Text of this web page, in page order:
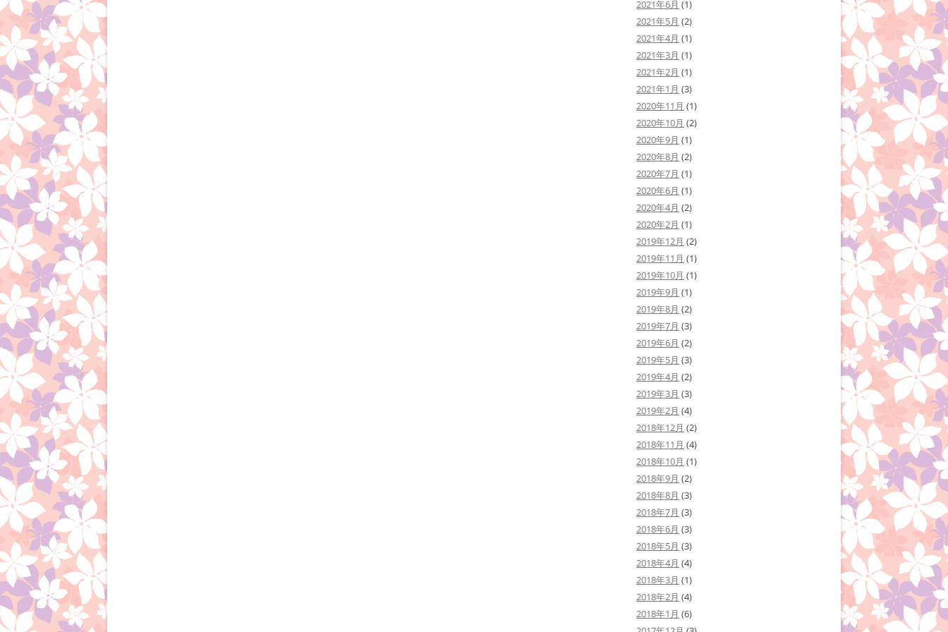
2021年6月 (1)
2021年5月 (2)
2021年4月 (1)
2021年3月 (1)
2021年2月 (1)
2021年1月 (3)
2020年11月 (1)
2020年10月 (2)
2020年9月 (1)
2020年8月 (2)
2020年7月 (1)
2020年6月 (1)
2020年4月 (2)
2020年2月 (1)
2019年12月 (2)
2019年11月 (1)
2019年10月 (1)
2019年9月 (1)
2019年8月 (2)
2019年7月 (3)
2019年6月 (2)
2019年5月 (3)
2019年4月 (2)
2019年3月 (3)
2019年2月 (4)
2018年12月 (2)
2018年11月 (4)
2018年10月 (1)
2018年9月 (2)
2018年8月 (3)
2018年7月 (3)
2018年6月 (3)
2018年5月 (3)
2018年4月 (4)
2018年3月 (1)
2018年2月 (4)
2018年1月 (6)